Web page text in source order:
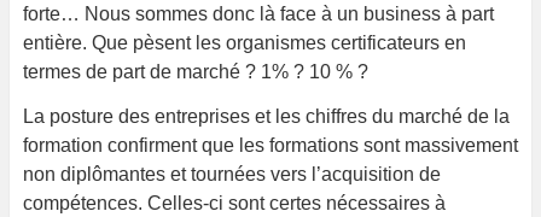
forte… Nous sommes donc là face à un business à part
entière. Que pèsent les organismes certificateurs en
termes de part de marché ? 1% ? 10 % ?
La posture des entreprises et les chiffres du marché de la
formation confirment que les formations sont massivement
non diplômantes et tournées vers l’acquisition de
compétences. Celles-ci sont certes nécessaires à